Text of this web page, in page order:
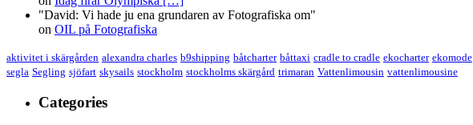
"David: Vi hade ju ena grundaren av Fotografiska om"
on OIL på Fotografiska
aktivitet i skärgården alexandra charles b9shipping båtcharter båttaxi cradle to cradle ekocharter ekomode
segla Segling sjöfart skysails stockholm stockholms skärgård trimaran Vattenlimousin vattenlimousine
Categories